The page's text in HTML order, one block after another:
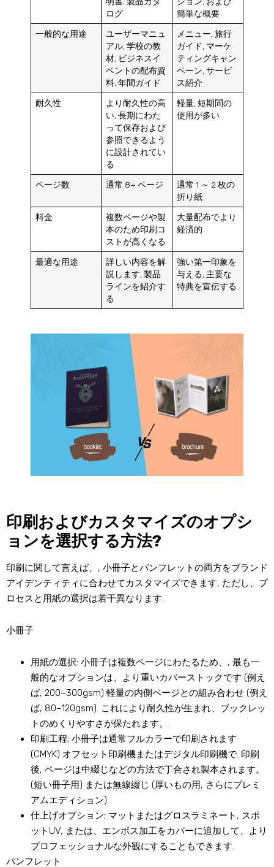
ログ
簡単な概要
一般的な用途
ユーザーマニュ
アル, 学校の教
材, ビジネスイ
ベントの配布資
料, 年間ガイド
メニュー, 旅行
ガイド, マーケ
ティングキャン
ペーン, サービ
ス紹介
耐久性
より耐久性の高
い, 長期にわた
って保存および
参照できるよう
に設計されてい
る
軽量, 短期間の
使用が多い
ページ数 通常 8+ ページ
通常 1 ～ 2 枚の
折り紙
料金
複数ページや製
本のため印刷コ
ストが高くなる
大量配布でより
経済的
最適な用途
詳しい内容を解
説します, 製品
ラインを紹介す
る
強い第一印象を
与える, 主要な
特典を宣伝する
印刷およびカスタマイズのオプシ
ョンを選択する方法?
印刷に関して言えば、, 小冊子とパンフレットの両方をブランド
アイデンティティに合わせてカスタマイズできます, ただし、プ
ロセスと用紙の選択は若干異なります.
小冊子
用紙の選択: 小冊子は複数ページにわたるため、, 最も一
般的なオプションは、より重いカバーストックです (例え
ば, 200–300gsm) 軽量の内側ページとの組み合わせ (例え
ば, 80–120gsm). これにより耐久性が生まれ、ブックレッ
トのめくりやすさが保たれます。.
印刷工程: 小冊子は通常フルカラーで印刷されます
(CMYK) オフセット印刷機またはデジタル印刷機で. 印刷
後, ページは中綴じなどの方法で丁合され製本されます。
(短い冊子用) または無線綴じ (厚いもの用, さらにプレミ
アムエディション).
仕上げオプション: マットまたはグロスラミネート, スポ
ットUV, または、エンボス加工をカバーに追加して、より
プロフェッショナルな外観にすることもできます.
パンフレット